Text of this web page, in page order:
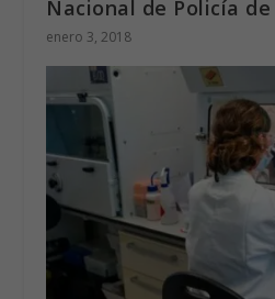
Nacional de Policía de
enero 3, 2018